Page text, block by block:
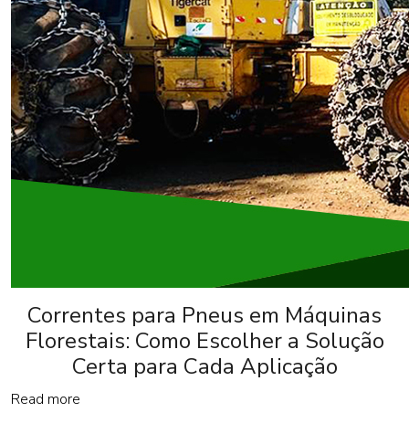
Correntes para Pneus em Máquinas
Florestais: Como Escolher a Solução
Certa para Cada Aplicação
Read more